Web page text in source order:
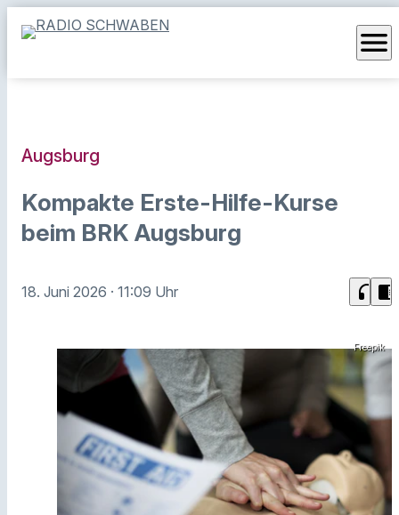
menu
Augsburg
Kompakte Erste-Hilfe-Kurse
beim BRK Augsburg
18. Juni 2026 · 11:09 Uhr headphones chrome_reader_mode
Freepik